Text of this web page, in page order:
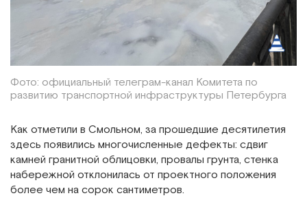
Фото: официальный телеграм-канал Комитета по
развитию транспортной инфраструктуры Петербурга
Как отметили в Смольном, за прошедшие десятилетия
здесь появились многочисленные дефекты: сдвиг
камней гранитной облицовки, провалы грунта, стенка
набережной отклонилась от проектного положения
более чем на сорок сантиметров.